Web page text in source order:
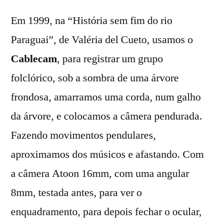
Em 1999, na “História sem fim do rio
Paraguai”, de Valéria del Cueto, usamos o
Cablecam, para registrar um grupo
folclórico, sob a sombra de uma árvore
frondosa, amarramos uma corda, num galho
da árvore, e colocamos a câmera pendurada.
Fazendo movimentos pendulares,
aproximamos dos músicos e afastando. Com
a câmera Atoon 16mm, com uma angular
8mm, testada antes, para ver o
enquadramento, para depois fechar o ocular,